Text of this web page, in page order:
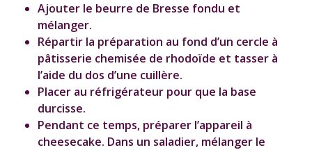
Ajouter le beurre de Bresse fondu et
mélanger.
Répartir la préparation au fond d’un cercle à
pâtisserie chemisée de rhodoïde et tasser à
l’aide du dos d’une cuillère.
Placer au réfrigérateur pour que la base
durcisse.
Pendant ce temps, préparer l’appareil à
cheesecake. Dans un saladier, mélanger le